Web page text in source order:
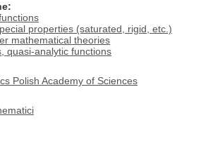
properties (saturated, rigid, etc.)
mathematical theories
quasi-analytic functions
Polish Academy of Sciences